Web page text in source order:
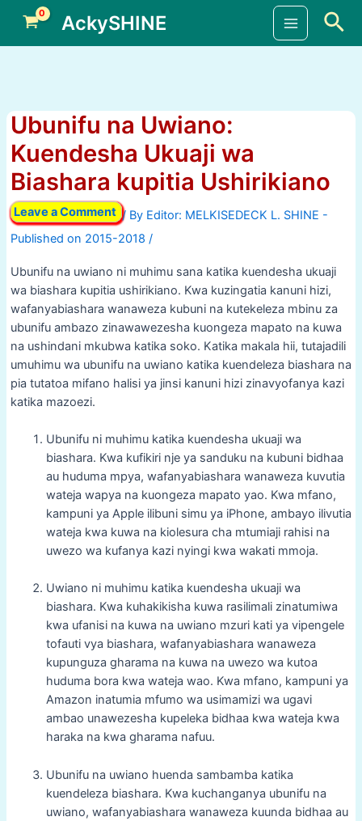
content
AckySHINE
Main
Ubunifu na Uwiano:
Kuendesha Ukuaji wa
Biashara kupitia Ushirikiano
Leave a Comment / By
/
Ubunifu na uwiano ni muhimu sana katika kuendesha ukuaji
wa biashara kupitia ushirikiano. Kwa kuzingatia kanuni hizi,
wafanyabiashara wanaweza kubuni na kutekeleza mbinu za
ubunifu ambazo zinawawezesha kuongeza mapato na kuwa
na ushindani mkubwa katika soko. Katika makala hii, tutajadili
umuhimu wa ubunifu na uwiano katika kuendeleza biashara na
pia tutatoa mifano halisi ya jinsi kanuni hizi zinavyofanya kazi
katika mazoezi.
Ubunifu ni muhimu katika kuendesha ukuaji wa
biashara. Kwa kufikiri nje ya sanduku na kubuni bidhaa
au huduma mpya, wafanyabiashara wanaweza kuvutia
wateja wapya na kuongeza mapato yao. Kwa mfano,
kampuni ya Apple ilibuni simu ya iPhone, ambayo ilivutia
wateja kwa kuwa na kiolesura cha mtumiaji rahisi na
uwezo wa kufanya kazi nyingi kwa wakati mmoja.
Uwiano ni muhimu katika kuendesha ukuaji wa
biashara. Kwa kuhakikisha kuwa rasilimali zinatumiwa
kwa ufanisi na kuwa na uwiano mzuri kati ya vipengele
tofauti vya biashara, wafanyabiashara wanaweza
kupunguza gharama na kuwa na uwezo wa kutoa
huduma bora kwa wateja wao. Kwa mfano, kampuni ya
Amazon inatumia mfumo wa usimamizi wa ugavi
ambao unawezesha kupeleka bidhaa kwa wateja kwa
haraka na kwa gharama nafuu.
Ubunifu na uwiano huenda sambamba katika
kuendeleza biashara. Kwa kuchanganya ubunifu na
uwiano, wafanyabiashara wanaweza kuunda bidhaa au